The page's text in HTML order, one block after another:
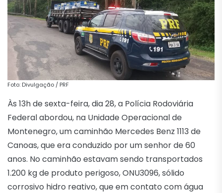
Foto: Divulgação / PRF
Às 13h de sexta-feira, dia 28, a Polícia Rodoviária
Federal abordou, na Unidade Operacional de
Montenegro, um caminhão Mercedes Benz 1113 de
Canoas, que era conduzido por um senhor de 60
anos. No caminhão estavam sendo transportados
1.200 kg de produto perigoso, ONU3096, sólido
corrosivo hidro reativo, que em contato com água